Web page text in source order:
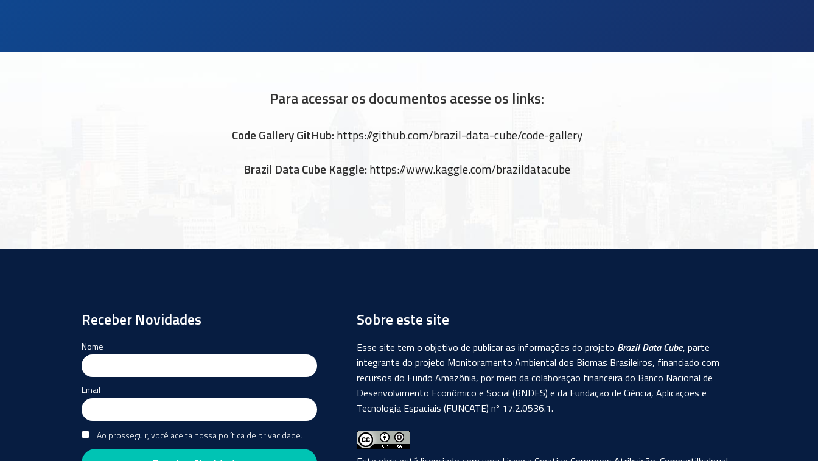
Para acessar os documentos acesse os links:
Code Gallery GitHub:https://github.com/brazil-data-cube/code-gallery
Brazil Data Cube Kaggle: https://www.kaggle.com/brazildatacube
Receber Novidades
Nome
Email
Ao prosseguir, você aceita nossa política de privacidade.
Sobre este site
Esse site tem o objetivo de publicar as informações do projeto Brazil Data Cube, parte
integrante do projeto Monitoramento Ambiental dos Biomas Brasileiros, financiado com
recursos do Fundo Amazônia, por meio da colaboração financeira do Banco Nacional de
Desenvolvimento Econômico e Social (BNDES) e da Fundação de Ciência, Aplicações e
Tecnologia Espaciais (FUNCATE) nº 17.2.0536.1.